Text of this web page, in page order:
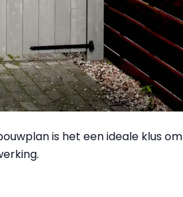
is het een ideale klus om